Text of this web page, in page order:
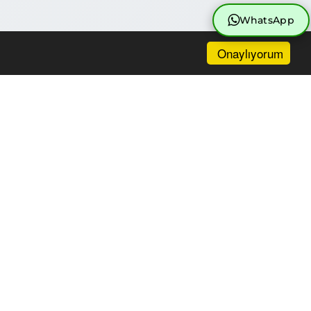
Onaylıyorum
WhatsApp